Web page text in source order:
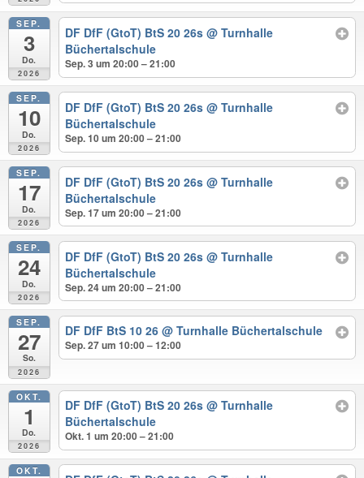
SEP.
3
Do.
2026
DF DfF (GtoT) BtS 20 26s@ Turnhalle
Büchertalschule
Sep. 3 um 20:00 – 21:00
SEP.
10
Do.
2026
DF DfF (GtoT) BtS 20 26s@ Turnhalle
Büchertalschule
Sep. 10 um 20:00 – 21:00
SEP.
17
Do.
2026
DF DfF (GtoT) BtS 20 26s@ Turnhalle
Büchertalschule
Sep. 17 um 20:00 – 21:00
SEP.
24
Do.
2026
DF DfF (GtoT) BtS 20 26s@ Turnhalle
Büchertalschule
Sep. 24 um 20:00 – 21:00
SEP.
27
So.
2026
DF DfF BtS 10 26@ Turnhalle Büchertalschule
Sep. 27 um 10:00 – 12:00
OKT.
1
Do.
2026
DF DfF (GtoT) BtS 20 26s@ Turnhalle
Büchertalschule
Okt. 1 um 20:00 – 21:00
OKT.